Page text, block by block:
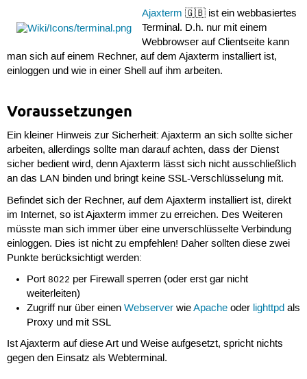
Ajaxterm 🇬🇧 ist ein webbasiertes
Terminal. D.h. nur mit einem
Webbrowser auf Clientseite kann
man sich auf einem Rechner, auf dem Ajaxterm installiert ist,
einloggen und wie in einer Shell auf ihm arbeiten.
Voraussetzungen
Ein kleiner Hinweis zur Sicherheit: Ajaxterm an sich sollte sicher
arbeiten, allerdings sollte man darauf achten, dass der Dienst
sicher bedient wird, denn Ajaxterm lässt sich nicht ausschließlich
an das LAN binden und bringt keine SSL-Verschlüsselung mit.
Befindet sich der Rechner, auf dem Ajaxterm installiert ist, direkt
im Internet, so ist Ajaxterm immer zu erreichen. Des Weiteren
müsste man sich immer über eine unverschlüsselte Verbindung
einloggen. Dies ist nicht zu empfehlen! Daher sollten diese zwei
Punkte berücksichtigt werden:
Port8022 per Firewall sperren (oder erst gar nicht
weiterleiten)
Zugriff nur über einenWebserver wieApache oder lighttpd als
Proxy und mit SSL
Ist Ajaxterm auf diese Art und Weise aufgesetzt, spricht nichts
gegen den Einsatz als Webterminal.